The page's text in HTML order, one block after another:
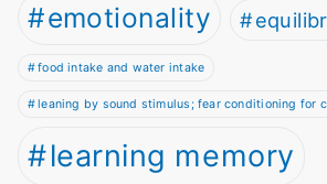
emotionality
food intake and water intake
leaning by sound stimulus; fear conditioning for
learning memory